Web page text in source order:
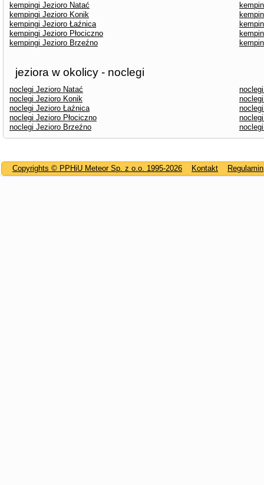
kempingi Jezioro Natać
kempingi Jezioro Konik
kempingi Jezioro Łaźnica
kempingi Jezioro Płociczno
kempingi Jezioro Brzeźno
jeziora w okolicy - noclegi
noclegi Jezioro Natać
noclegi Jezioro Konik
noclegi Jezioro Łaźnica
noclegi Jezioro Płociczno
noclegi Jezioro Brzeźno
Copyrights © PPHiU Meteor Sp. z o.o. 1995-2026 Kontakt Regulamin